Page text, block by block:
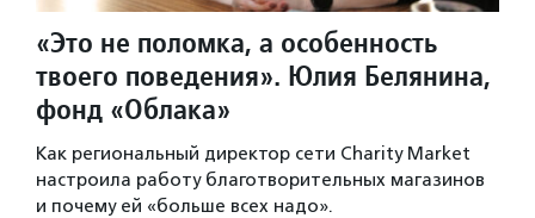
«Это не поломка, а особенность
твоего поведения». Юлия Белянина,
фонд «Облака»
Как региональный директор сети Charity Market
настроила работу благотворительных магазинов
и почему ей «больше всех надо».